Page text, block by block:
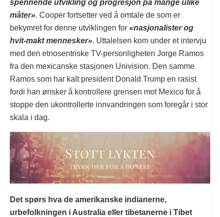
spennende utvikling og progresjon på mange ulike
måter». Cooper fortsetter ved å omtale de som er
bekymret for denne utviklingen for «nasjonalister og
hvit-makt mennesker». Uttalelsen kom under et intervju
med den etnosentriske TV-personligheten Jorge Ramos
fra den mexicanske stasjonen Univision. Den samme
Ramos som har kalt president Donald Trump en rasist
fordi han ønsker å kontrollere grensen mot Mexico for å
stoppe den ukontrollerte innvandringen som foregår i stor
skala i dag.
Det spørs hva de amerikanske indianerne,
urbefolkningen i Australia eller tibetanerne i Tibet